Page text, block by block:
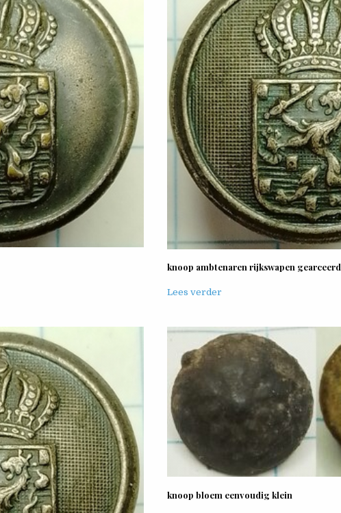
knoop ambtenaren rijkswapen gearceerd
Lees verder
knoop bloem eenvoudig klein